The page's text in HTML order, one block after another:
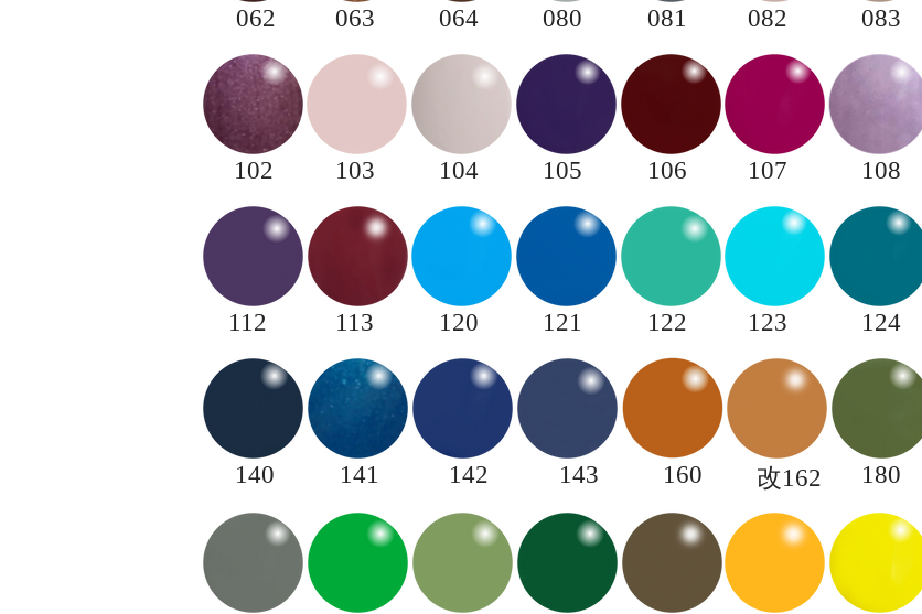
062 063 064 080 081 082 083
102 103 104 106
105 107 108
112 113 120 121 122 123 124
140 141 142 143 160 ​改162 180